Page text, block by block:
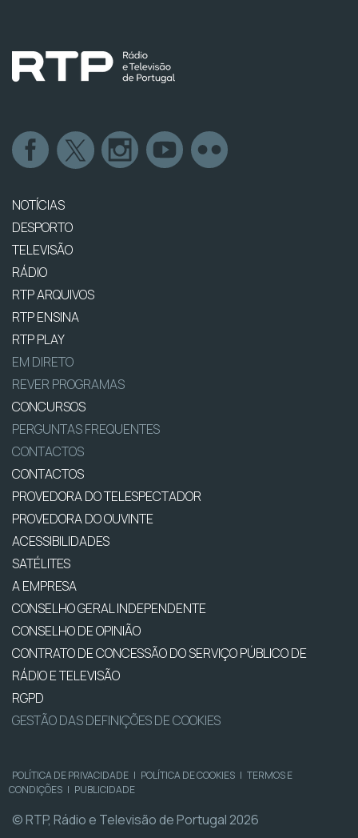
NOTÍCIAS
DESPORTO
TELEVISÃO
RÁDIO
RTP ARQUIVOS
RTP ENSINA
RTP PLAY
EM DIRETO
REVER PROGRAMAS
CONCURSOS
PERGUNTAS FREQUENTES
CONTACTOS
CONTACTOS
PROVEDORA DO TELESPECTADOR
PROVEDORA DO OUVINTE
ACESSIBILIDADES
SATÉLITES
A EMPRESA
CONSELHO GERAL INDEPENDENTE
CONSELHO DE OPINIÃO
CONTRATO DE CONCESSÃO DO SERVIÇO PÚBLICO DE
RÁDIO E TELEVISÃO
RGPD
GESTÃO DAS DEFINIÇÕES DE COOKIES
POLÍTICA DE PRIVACIDADE | POLÍTICA DE COOKIES | TERMOS E
CONDIÇÕES | PUBLICIDADE
© RTP, Rádio e Televisão de Portugal 2026